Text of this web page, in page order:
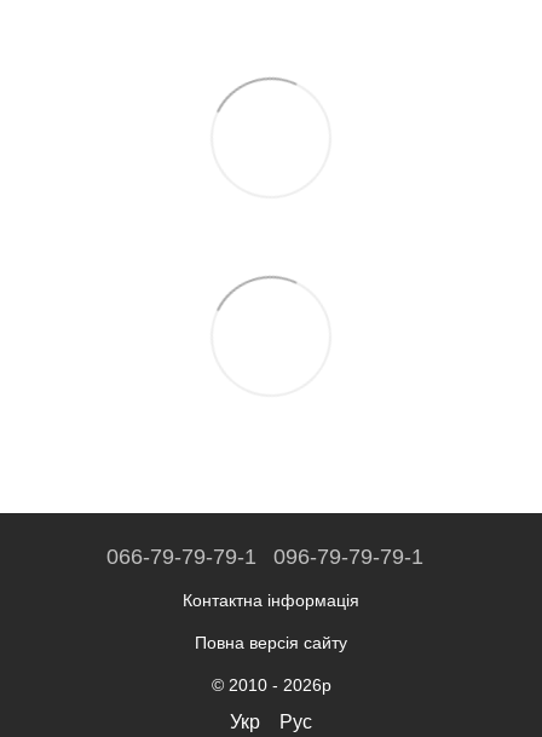
066-79-79-79-1 096-79-79-79-1
Контактна інформація
Повна версія сайту
© 2010 - 2026р
Укр Рус